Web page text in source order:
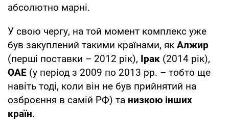
абсолютно марні.
У свою чергу, на той момент комплекс уже
був закуплений такими країнами, як Алжир
(перші поставки – 2012 рік), Ірак (2014 рік),
ОАЕ (у період з 2009 по 2013 рр. – тобто ще
навіть тоді, коли він не був прийнятий на
озброєння в самій РФ) та низкою інших
країн.